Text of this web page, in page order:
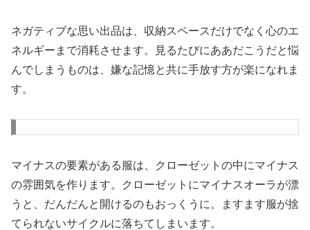
ネガティブな思い出品は、収納スペースだけでなく心のエ
ネルギーまで消耗させます。見るたびにああだこうだと悩
んでしまうものは、嫌な記憶と共に手放す方が楽になれま
す。
マイナスの要素がある服は、クローゼットの中にマイナス
の雰囲気を作ります。クローゼットにマイナスオーラが漂
うと、だんだんと開けるのもおっくうに。ますます服が捨
てられないサイクルに落ちてしまいます。